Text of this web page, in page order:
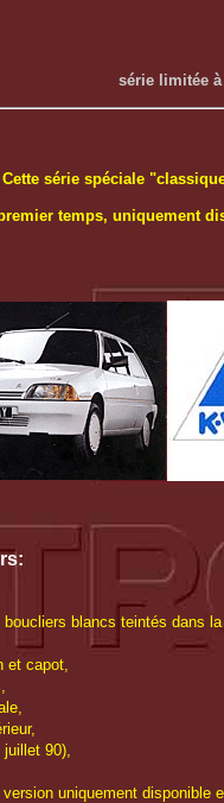
série limitée à
Cette série spéciale
temps, uniquement
:
blancs teintés dans
et capot,
juillet 90),
uniquement disponible